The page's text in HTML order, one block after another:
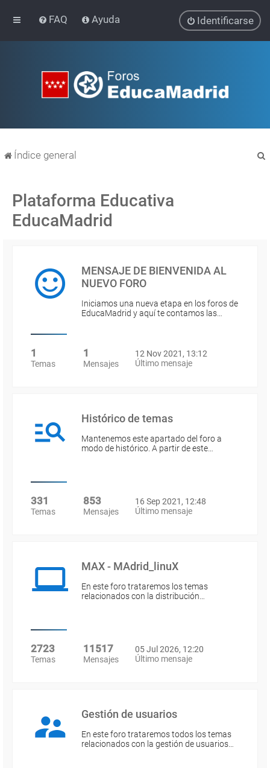
FAQ Ayuda Identificarse
Índice general
Plataforma Educativa
EducaMadrid
MENSAJE DE BIENVENIDA AL
NUEVO FORO
Iniciamos una nueva etapa en los foros de
EducaMadrid y aquí te contamos las…
1
Temas
1
Mensajes
12 Nov 2021, 13:12
Último mensaje
Histórico de temas
Mantenemos este apartado del foro a
modo de histórico. A partir de este…
331
Temas
853
Mensajes
16 Sep 2021, 12:48
Último mensaje
MAX - MAdrid_linuX
En este foro trataremos los temas
relacionados con la distribución…
2723
Temas
11517
Mensajes
05 Jul 2026, 12:20
Último mensaje
Gestión de usuarios
En este foro trataremos todos los temas
relacionados con la gestión de usuarios…